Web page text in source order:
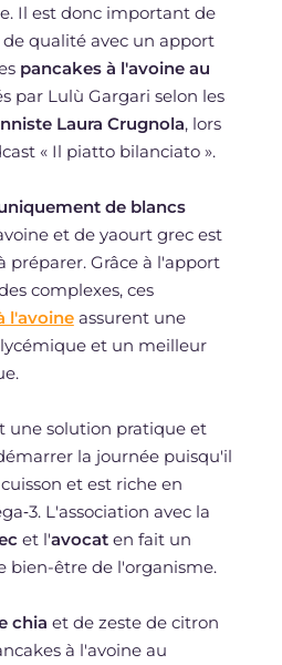
Il est donc important de
qualité avec un apport
pancakes à l'avoine au
par Lulù Gargari selon les
Laura Crugnola, lors
« Il piatto bilanciato ».
de blancs
et de yaourt grec est
préparer. Grâce à l'apport
complexes, ces
l'avoineassurent une
et un meilleur
une solution pratique et
la journée puisqu'il
et est riche en
L'association avec la
et l'avocaten fait un
bien-être de l'organisme.
chia et de zeste de citron
à l'avoine au